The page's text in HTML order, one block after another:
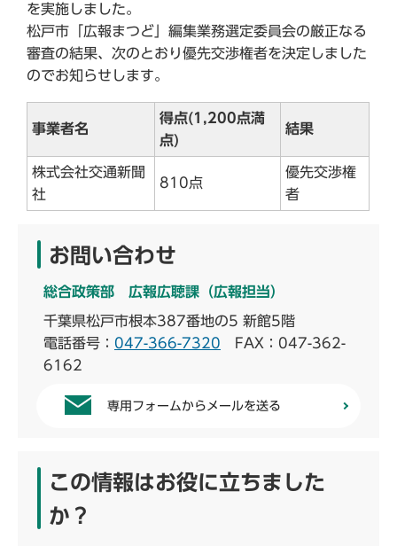
を実施しました。
松戸市「広報まつど」編集業務選定委員会の厳正なる
審査の結果、次のとおり優先交渉権者を決定しました
のでお知らせします。
事業者名
得点(1,200点満
点)
結果
株式会社交通新聞
社
810点
優先交渉権
者
お問い合わせ
総合政策部 広報広聴課（広報担当）
千葉県松戸市根本387番地の5 新館5階
電話番号： 047-366-7320 FAX：047-362-
6162
専用フォームからメールを送る
この情報はお役に立ちました
か？